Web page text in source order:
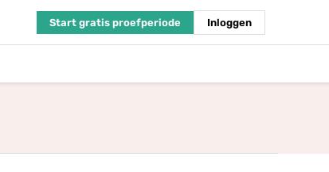
Start gratis proefperiode Inloggen